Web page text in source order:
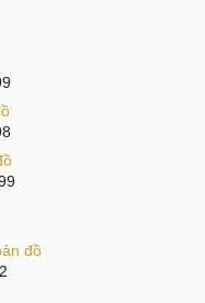
nghiệm nhiều năm
trong nghề.
túc, nhanh chóng.
ràng, không giữ máy,
730 nhập chính hãng,
đồ